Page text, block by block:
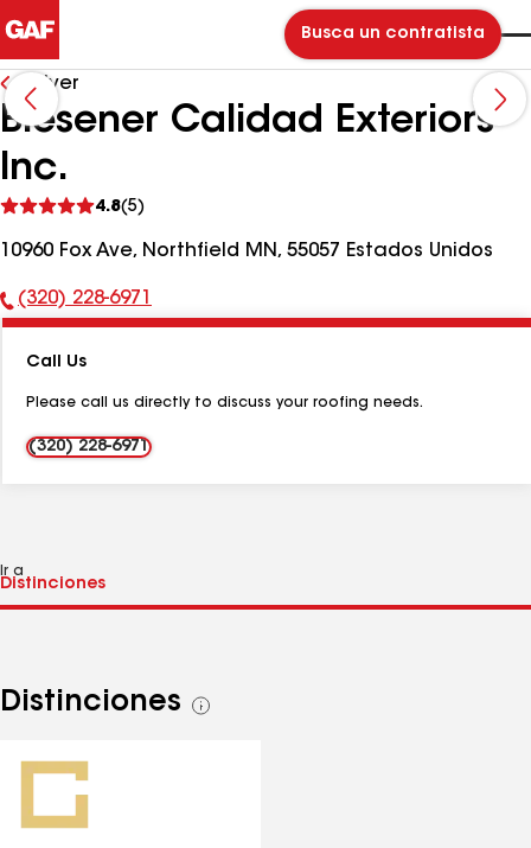
Busca un contratista
Volver
Blesener Calidad Exteriors
Inc.
4.8(5)
comentarios
10960 Fox Ave, Northfield MN, 55057 Estados Unidos
Número
teléfono:
(320) 228-6971
Call Us
Please call us directly to discuss your roofing needs.
(320) 228-6971
Ir a
Distinciones
Ver